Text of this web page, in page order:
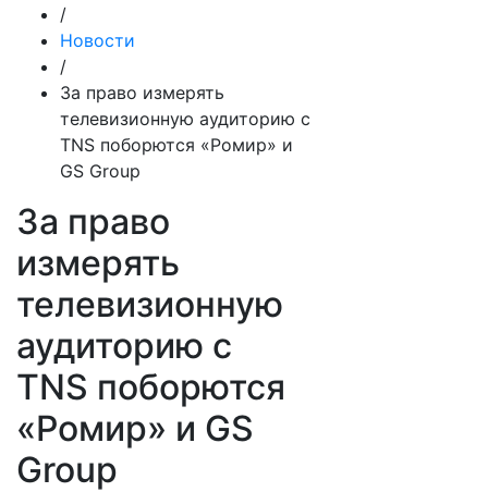
/
Новости
/
За право измерять
телевизионную аудиторию с
TNS поборются «Ромир» и
GS Group
За право
измерять
телевизионную
аудиторию с
TNS поборются
«Ромир» и GS
Group